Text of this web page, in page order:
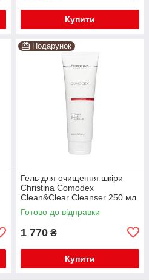
Купити
Подарунок
Гель для очищення шкіри
Christina Comodex
Clean&Clear Cleanser 250 мл
Готово до відправки
1 770 ₴
Купити